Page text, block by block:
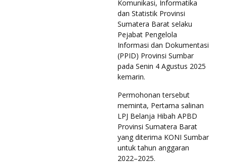
Komunikasi, Informatika
dan Statistik Provinsi
Sumatera Barat selaku
Pejabat Pengelola
Informasi dan Dokumentasi
(PPID) Provinsi Sumbar
pada Senin 4 Agustus 2025
kemarin.
Permohonan tersebut
meminta, Pertama salinan
LPJ Belanja Hibah APBD
Provinsi Sumatera Barat
yang diterima KONI Sumbar
untuk tahun anggaran
2022–2025.